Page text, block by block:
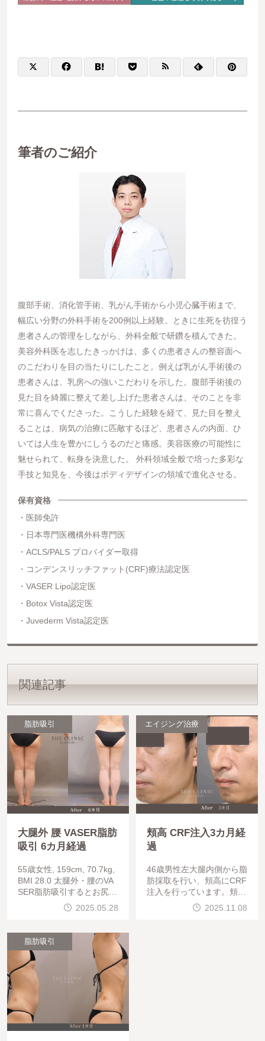
筆者のご紹介
腹部手術、消化管手術、乳がん手術から小児心臓手術まで、
幅広い分野の外科手術を200例以上経験。ときに生死を彷徨う
患者さんの管理をしながら、外科全般で研鑽を積んできた。
美容外科医を志したきっかけは、多くの患者さんの整容面へ
のこだわりを目の当たりにしたこと。例えば乳がん手術後の
患者さんは、乳房への強いこだわりを示した。腹部手術後の
見た目を綺麗に整えて差し上げた患者さんは、そのことを非
常に喜んでくださった。こうした経験を経て、見た目を整え
ることは、病気の治療に匹敵するほど、患者さんの内面、ひ
いては人生を豊かにしうるのだと痛感。美容医療の可能性に
魅せられて、転身を決意した。 外科領域全般で培った多彩な
手技と知見を、今後はボディデザインの領域で進化させる。
保有資格
医師免許
日本専門医機構外科専門医
ACLS/PALS プロバイダー取得
コンデンスリッチファット(CRF)療法認定医
VASER Lipo認定医
Botox Vista認定医
Juvederm Vista認定医
関連記事
脂肪吸引
大腿外 腰 VASER脂肪
吸引 6カ月経過
55歳女性, 159cm, 70.7kg,
BMI 28.0 太腿外・腰のVA
SER脂肪吸引するとお尻が
丸く、きれいに仕上がりま
2025.05.28
エイジング治療
頬高 CRF注入3カ月経
過
46歳男性左大腿内側から脂
肪採取を行い、頬高にCRF
注入を行っています。頬の
窪み・痩せが改善できると
疲れた印象が解消され、若
2025.11.08
脂肪吸引